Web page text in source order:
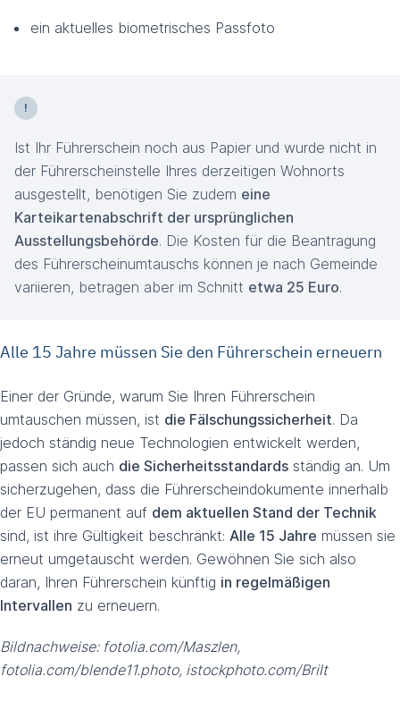
ein aktuelles biometrisches Passfoto
Ist Ihr Führerschein noch aus Papier und wurde nicht in
der Führerscheinstelle Ihres derzeitigen Wohnorts
ausgestellt, benötigen Sie zudem eine
Karteikartenabschrift der ursprünglichen
Ausstellungsbehörde. Die Kosten für die Beantragung
des Führerscheinumtauschs können je nach Gemeinde
variieren, betragen aber im Schnitt etwa 25 Euro.
Alle 15 Jahre müssen Sie den Führerschein erneuern
Einer der Gründe, warum Sie Ihren Führerschein
umtauschen müssen, ist die Fälschungssicherheit. Da
jedoch ständig neue Technologien entwickelt werden,
passen sich auch die Sicherheitsstandards ständig an. Um
sicherzugehen, dass die Führerscheindokumente innerhalb
der EU permanent auf dem aktuellen Stand der Technik
sind, ist ihre Gültigkeit beschränkt: Alle 15 Jahre müssen sie
erneut umgetauscht werden. Gewöhnen Sie sich also
daran, Ihren Führerschein künftig in regelmäßigen
Intervallen zu erneuern.
Bildnachweise: fotolia.com/Maszlen,
fotolia.com/blende11.photo, istockphoto.com/Brilt